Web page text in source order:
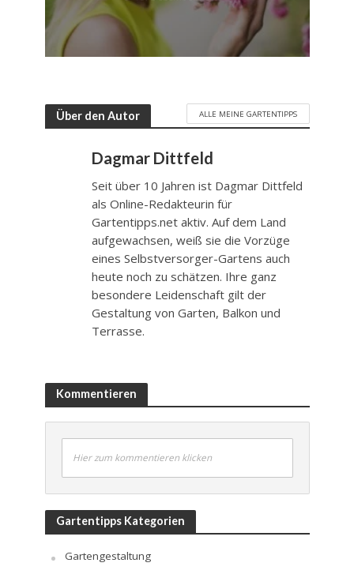
Über den Autor ALLE MEINE GARTENTIPPS
Dagmar Dittfeld
Seit über 10 Jahren ist Dagmar Dittfeld
als Online-Redakteurin für
Gartentipps.net aktiv. Auf dem Land
aufgewachsen, weiß sie die Vorzüge
eines Selbstversorger-Gartens auch
heute noch zu schätzen. Ihre ganz
besondere Leidenschaft gilt der
Gestaltung von Garten, Balkon und
Terrasse.
Kommentieren
Hier zum kommentieren klicken
Gartentipps Kategorien
Gartengestaltung